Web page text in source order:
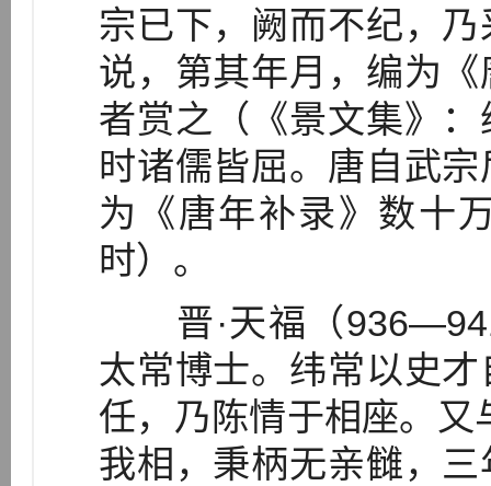
宗已下，阙而不纪，
说，第其年月，编为
者赏之（《景文集》
时诸儒皆屈。唐自武
为《唐年补录》数十
时）。
晋·天福（936—941
太常博士。纬常以史
任，乃陈情于相座。又
我相，秉柄无亲雠，